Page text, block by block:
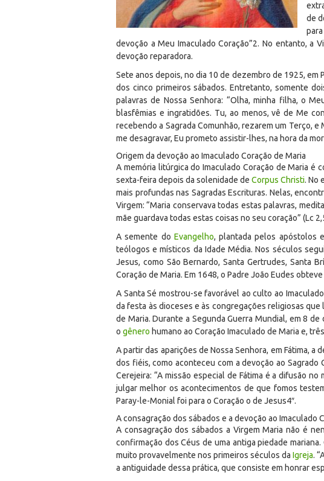
de
devoção a Meu Imaculado Coração”2. No entanto, a
devoção reparadora.
Sete anos depois, no dia 10 de dezembro de 1925, em
dos cinco primeiros sábados. Entretanto, somente
palavras de Nossa Senhora: “Olha, minha filha, o
blasfêmias e ingratidões. Tu, ao menos, vê de Me
recebendo a Sagrada Comunhão, rezarem um Terço,
me desagravar, Eu prometo assistir-lhes, na hora da
Origem da devoção ao Imaculado Coração de Maria
A memória litúrgica do Imaculado Coração de Maria é
sexta-feira depois da solenidade deCorpus Christi. No
mais profundas nas Sagradas Escrituras. Nelas,
Virgem: “Maria conservava todas estas palavras,
mãe guardava todas estas coisas no seu coração” (Lc
A semente do Evangelho, plantada pelos apóstolos
teólogos e místicos da Idade Média. Nos séculos
Jesus, como São Bernardo, Santa Gertrudes, Santa
Coração de Maria. Em 1648, o Padre João Eudes
A Santa Sé mostrou-se favorável ao culto ao
da festa às dioceses e às congregações religiosas que
de Maria. Durante a Segunda Guerra Mundial, em 8
o gênero humano ao Coração Imaculado de Maria e,
A partir das aparições de Nossa Senhora, em Fátima,
dos fiéis, como aconteceu com a devoção ao
Cerejeira: “A missão especial de Fátima é a difusão
julgar melhor os acontecimentos de que fomos
Paray-le-Monial foi para o Coração o de Jesus4″.
A consagração dos sábados e a devoção ao Imaculado
A consagração dos sábados a Virgem Maria não é
confirmação dos Céus de uma antiga piedade
muito provavelmente nos primeiros séculos daIgreja.
a antiguidade dessa prática, que consiste em honrar